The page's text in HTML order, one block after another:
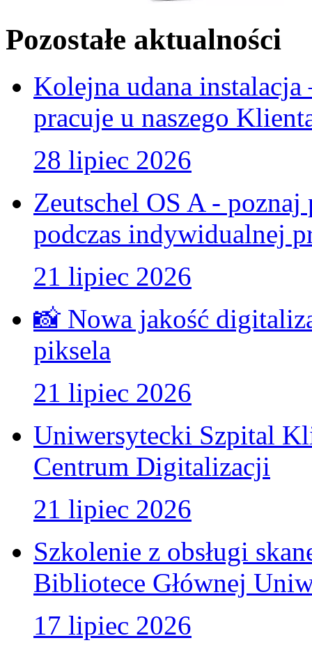
Pozostałe aktualności
Kolejna udana
pracuje u naszego
28 lipiec 2026
Zeutschel OS A -
podczas indywidualnej
21 lipiec 2026
📸 Nowa jakość
piksela
21 lipiec 2026
Uniwersytecki Szpital
Centrum Digitalizacji
21 lipiec 2026
Szkolenie z obsługi
Bibliotece Głównej
17 lipiec 2026